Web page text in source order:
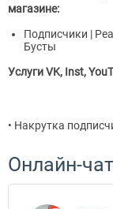
магазине:
Подписчики |
Бусты
Услуги VK, Inst,
• Накрутка
Онлайн-